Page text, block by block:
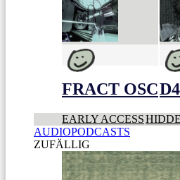
FRACT OSC
EARLY ACCESS
AUDIOPODCASTS
ZUFÄLLIG